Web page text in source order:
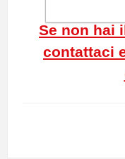
Se non hai
contattaci